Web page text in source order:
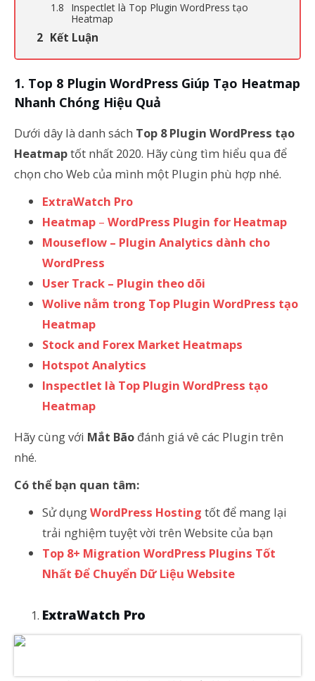
Inspectlet là Top Plugin WordPress tạo
Heatmap
Kết Luận
Top 8 Plugin WordPress Giúp Tạo Heatmap
Nhanh Chóng Hiệu Quả
Dưới dây là danh sách Top 8 Plugin WordPress tạo
Heatmaptốt nhất 2020. Hãy cùng tìm hiểu qua để
chọn cho Web của mình một Plugin phù hợp nhé.
ExtraWatch Pro
Heatmap – WordPress Plugin for Heatmap
Mouseflow – Plugin Analytics dành cho
WordPress
User Track – Plugin theo dõi
Wolive nằm trong Top Plugin WordPress tạo
Heatmap
Stock and Forex Market Heatmaps
Hotspot Analytics
Inspectlet là Top Plugin WordPress tạo
Heatmap
Hãy cùng với Mắt Bão đánh giá vê các Plugin trên
nhé.
Có thể bạn quan tâm:
Sử dụngWordPress Hosting tốt để mang lại
trải nghiệm tuyệt vời trên Website của bạn
Top 8+ Migration WordPress Plugins Tốt
Nhất Để Chuyển Dữ Liệu Website
ExtraWatch Pro